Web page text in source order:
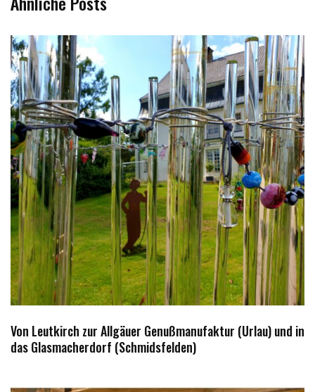
Von Leutkirch zur Allgäuer Genußmanufaktur (Urlau) und in
das Glasmacherdorf (Schmidsfelden)